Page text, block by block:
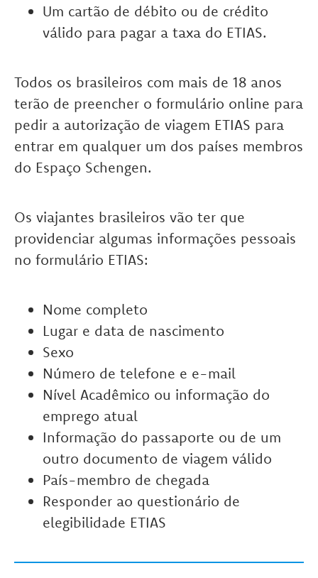
Um cartão de débito ou de crédito
válido para pagar a taxa do ETIAS.
Todos os brasileiros com mais de 18 anos
terão de preencher o formulário online para
pedir a autorização de viagem ETIAS para
entrar em qualquer um dos países membros
do Espaço Schengen.
Os viajantes brasileiros vão ter que
providenciar algumas informações pessoais
no formulário ETIAS:
Nome completo
Lugar e data de nascimento
Sexo
Número de telefone e e-mail
Nível Acadêmico ou informação do
emprego atual
Informação do passaporte ou de um
outro documento de viagem válido
País-membro de chegada
Responder ao questionário de
elegibilidade ETIAS